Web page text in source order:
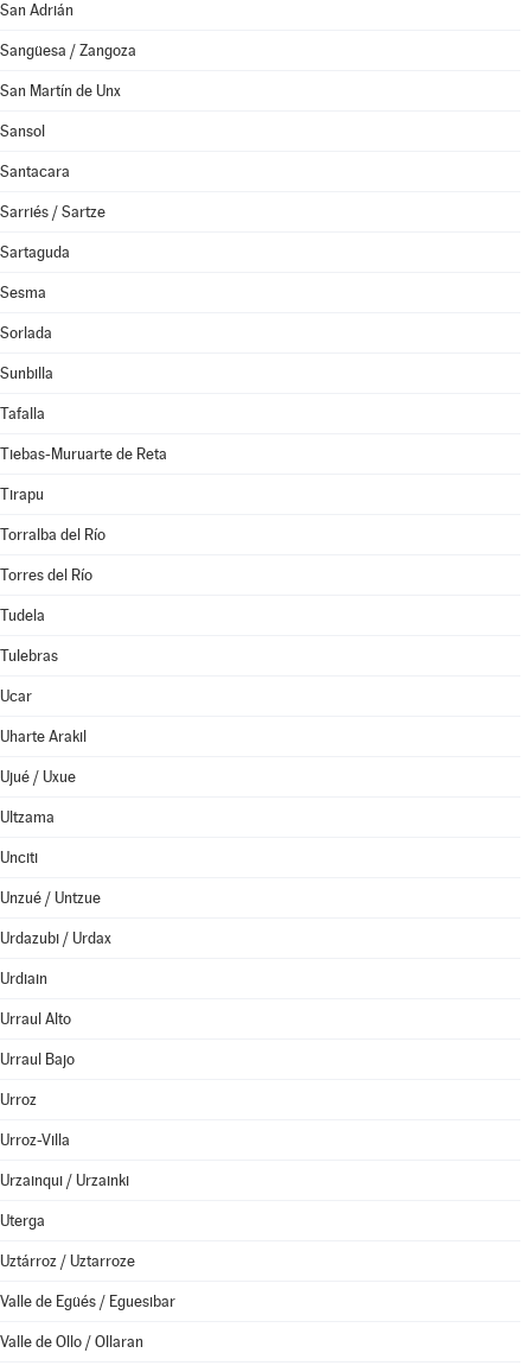
San Adrián
Sangüesa / Zangoza
San Martín de Unx
Sansol
Santacara
Sarriés / Sartze
Sartaguda
Sesma
Sorlada
Sunbilla
Tafalla
Tiebas-Muruarte de Reta
Tirapu
Torralba del Río
Torres del Río
Tudela
Tulebras
Ucar
Uharte Arakil
Ujué / Uxue
Ultzama
Unciti
Unzué / Untzue
Urdazubi / Urdax
Urdiain
Urraul Alto
Urraul Bajo
Urroz
Urroz-Villa
Urzainqui / Urzainki
Uterga
Uztárroz / Uztarroze
Valle de Egüés / Eguesibar
Valle de Ollo / Ollaran